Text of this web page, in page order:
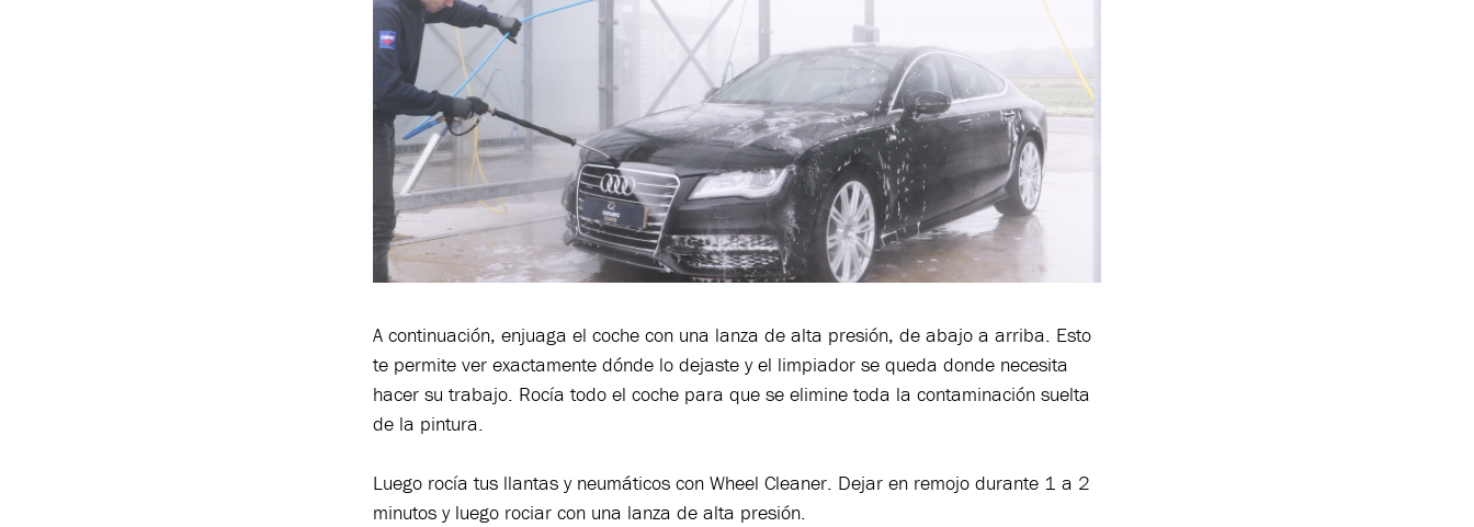
A continuación, enjuaga el coche con una lanza de alta presión, de abajo a arriba. Esto
te permite ver exactamente dónde lo dejaste y el limpiador se queda donde necesita
hacer su trabajo. Rocía todo el coche para que se elimine toda la contaminación suelta
de la pintura.
Luego rocía tus llantas y neumáticos con Wheel Cleaner. Dejar en remojo durante 1 a 2
minutos y luego rociar con una lanza de alta presión.